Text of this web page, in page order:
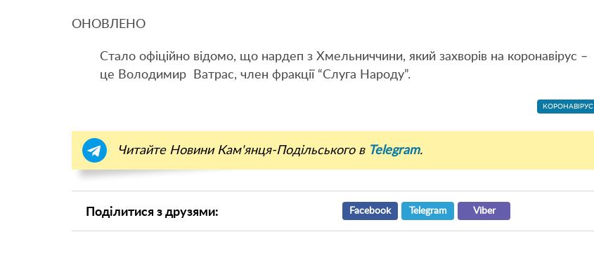
ОНОВЛЕНО
Стало офіційно відомо, що нардеп з Хмельниччини, який захворів на коронавірус –
це Володимир Ватрас, член фракції “Слуга Народу”.
КОРОНАВІРУС
Читайте Новини Кам'янця-Подільського в Telegram.
Поділитися з друзями: Facebook Telegram Viber